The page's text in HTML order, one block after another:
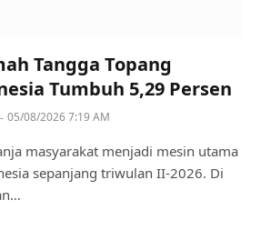
Tangga Topang
Tumbuh 5,29 Persen
05/08/2026 7:19 AM
masyarakat menjadi mesin utama
sepanjang triwulan II-2026. Di